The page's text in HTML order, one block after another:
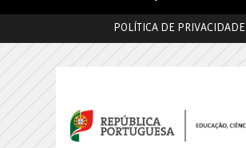
POLÍTICA DE PRIVACIDADE